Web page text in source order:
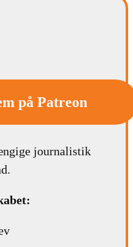
på Patreon
journalistik